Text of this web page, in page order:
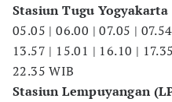
Stasiun Tugu Yogyakarta
05.05 | 06.00 | 07.05 |
13.57 | 15.01 | 16.10 |
22.35 WIB
Stasiun Lempuyangan